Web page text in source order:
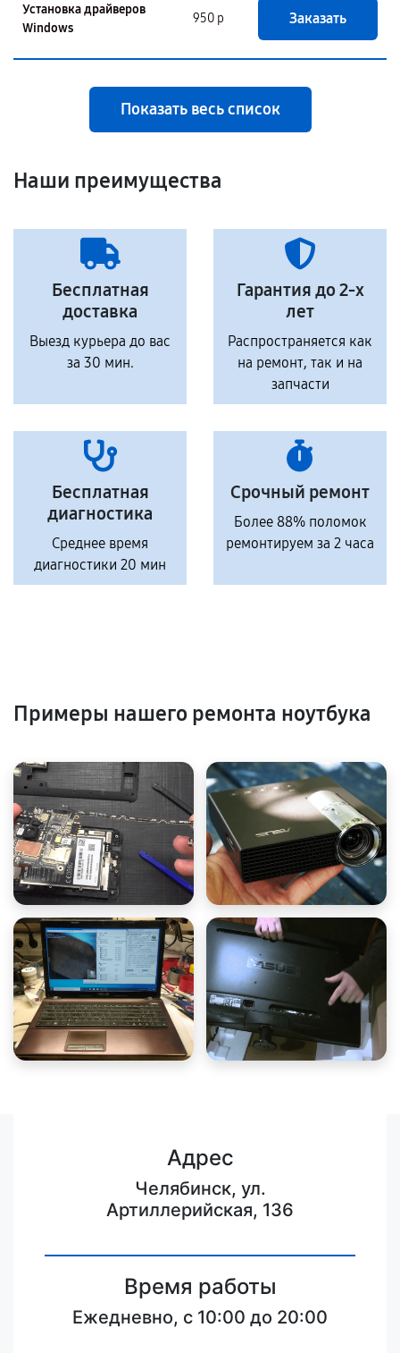
Установка драйверов
Windows
950 р Заказать
Показать весь список
Наши преимущества
Бесплатная
доставка
Выезд курьера до вас
за 30 мин.
Гарантия до 2-х
лет
Распространяется как
на ремонт, так и на
запчасти
Бесплатная
диагностика
Среднее время
диагностики 20 мин
Срочный ремонт
Более 88% поломок
ремонтируем за 2 часа
Примеры нашего ремонта ноутбука
Адрес
Челябинск, ул.
Артиллерийская, 136
Время работы
Ежедневно, с 10:00 до 20:00